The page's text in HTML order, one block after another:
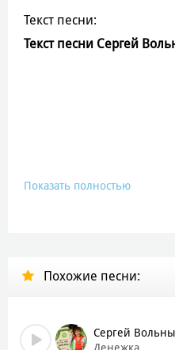
Текст песни:
Текст песни Сергей
Показать полностью
Похожие песни:
Сергей
Денежка